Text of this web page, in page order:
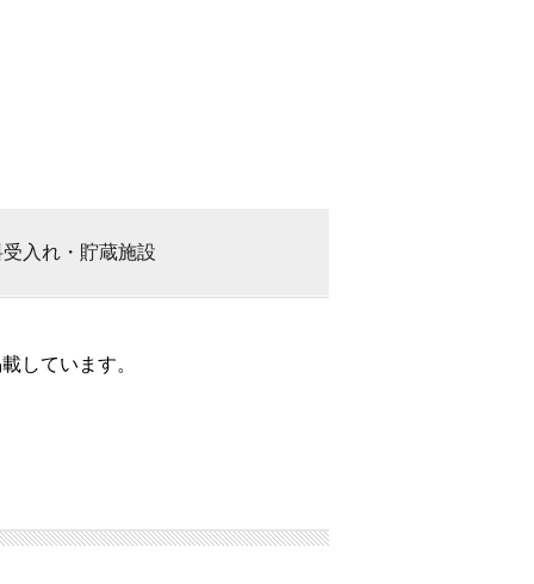
受入れ・貯蔵施設
しています。